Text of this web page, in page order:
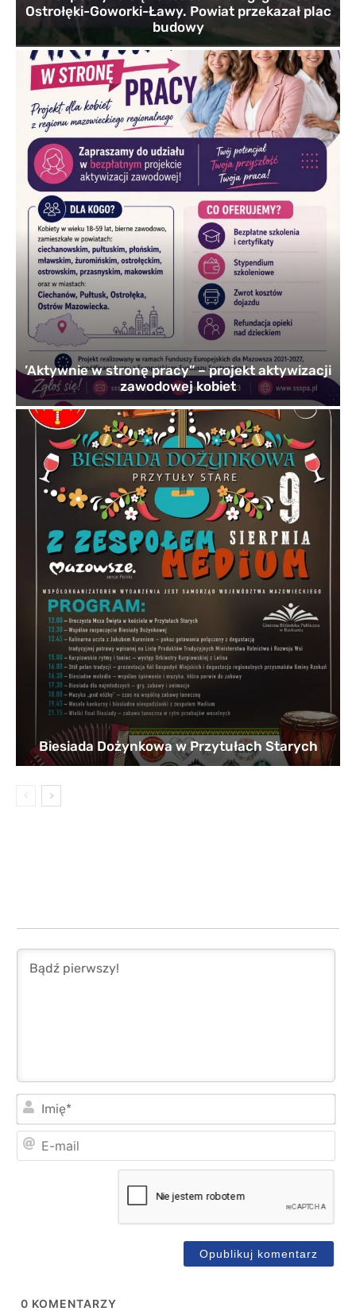
Ostrołęki-Goworki-Ławy. Powiat przekazał plac
budowy
’Aktywnie w stronę pracy” – projekt aktywizacji
zawodowej kobiet
Biesiada Dożynkowa w Przytułach Starych
0 KOMENTARZY